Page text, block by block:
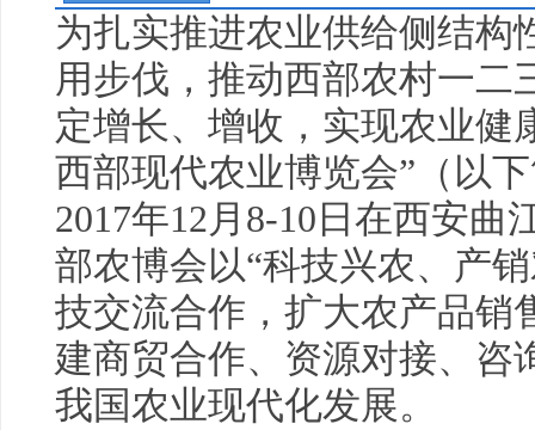
为扎实推进农业供给侧结构
用步伐，推动西部农村一二
定增长、增收，实现农业健
西部现代农业博览会”（以
2017年12月8-10日在西安
部农博会以“科技兴农、产
技交流合作，扩大农产品销
建商贸合作、资源对接、咨
我国农业现代化发展。